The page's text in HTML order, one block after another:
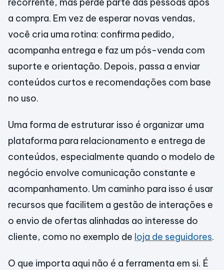
recorrente, mas perde parte das pessoas após
a compra. Em vez de esperar novas vendas,
você cria uma rotina: confirma pedido,
acompanha entrega e faz um pós-venda com
suporte e orientação. Depois, passa a enviar
conteúdos curtos e recomendações com base
no uso.
Uma forma de estruturar isso é organizar uma
plataforma para relacionamento e entrega de
conteúdos, especialmente quando o modelo de
negócio envolve comunicação constante e
acompanhamento. Um caminho para isso é usar
recursos que facilitem a gestão de interações e
o envio de ofertas alinhadas ao interesse do
cliente, como no exemplo de loja de seguidores.
O que importa aqui não é a ferramenta em si. É